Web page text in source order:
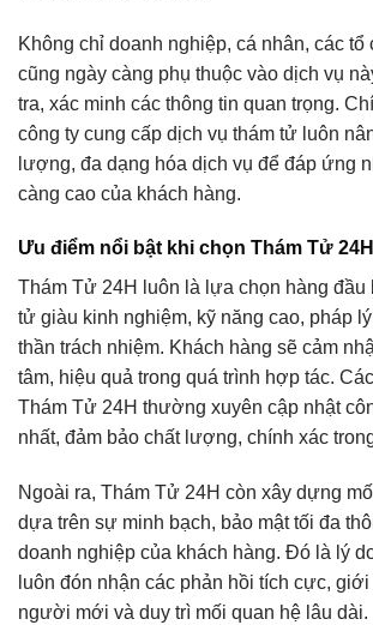
Không chỉ doanh nghiệp, cá nhân, các tổ
cũng ngày càng phụ thuộc vào dịch vụ
tra, xác minh các thông tin quan trọng.
công ty cung cấp dịch vụ thám tử luôn
lượng, đa dạng hóa dịch vụ để đáp ứng
càng cao của khách hàng.
Ưu điểm nổi bật khi chọn Thám Tử 24H
Thám Tử 24H luôn là lựa chọn hàng đầu
tử giàu kinh nghiệm, kỹ năng cao, pháp
thần trách nhiệm. Khách hàng sẽ cảm
tâm, hiệu quả trong quá trình hợp tác.
Thám Tử 24H thường xuyên cập nhật
nhất, đảm bảo chất lượng, chính xác
Ngoài ra, Thám Tử 24H còn xây dựng
dựa trên sự minh bạch, bảo mật tối đa
doanh nghiệp của khách hàng. Đó là lý
luôn đón nhận các phản hồi tích cực,
người mới và duy trì mối quan hệ lâu dài.